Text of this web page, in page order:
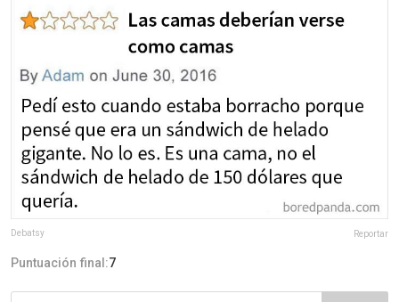
Debatsy Reportar
Puntuación final:7